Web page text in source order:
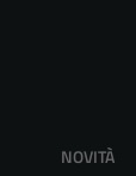
NOVITÀ